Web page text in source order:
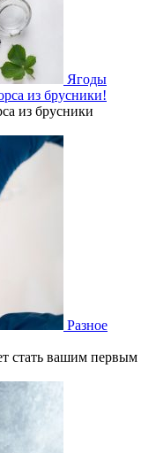
Ягоды
из брусники!
из брусники
Разное
стать вашим первым